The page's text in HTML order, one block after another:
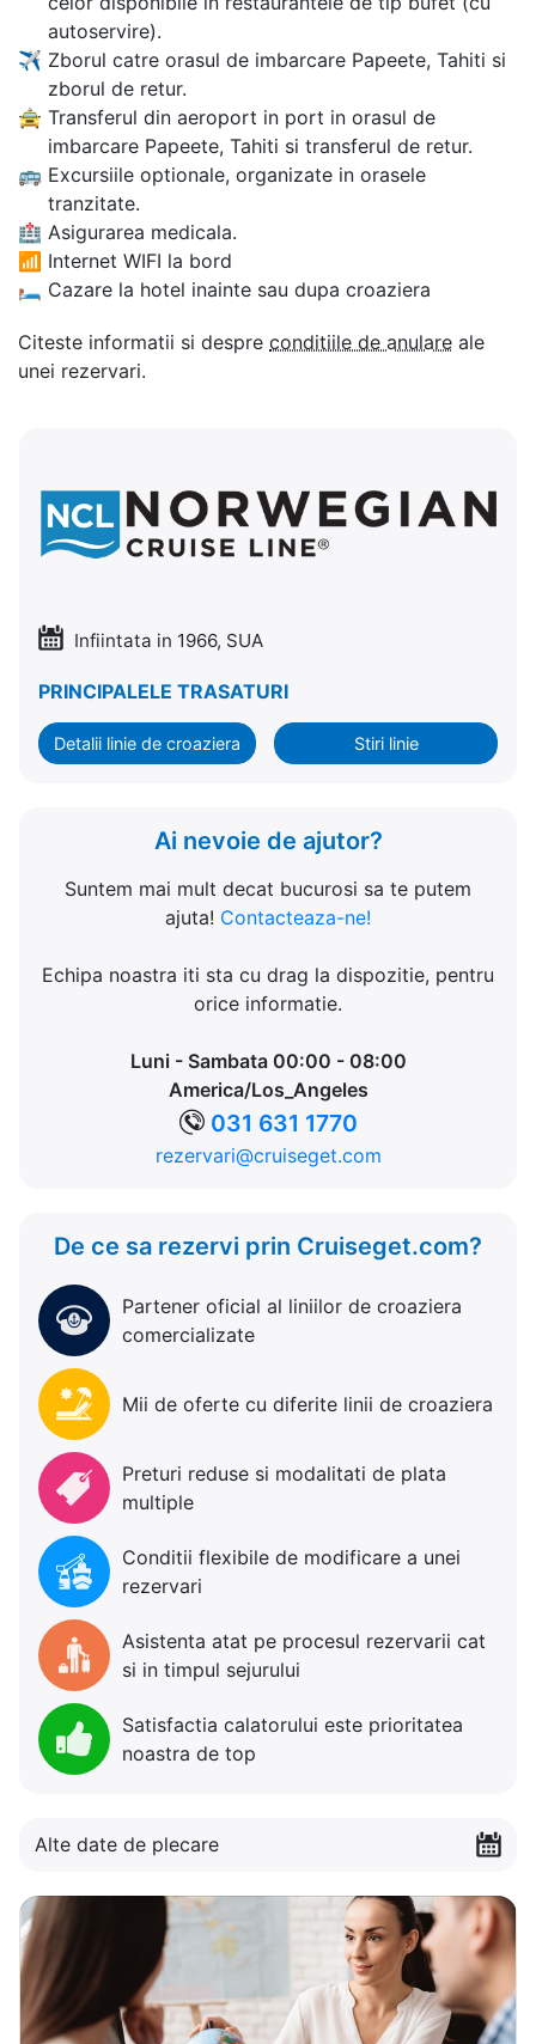
autoservire).
✈ Zborul catre orasul de imbarcare Papeete, Tahiti si
zborul de retur.
🚖 Transferul din aeroport in port in orasul de
imbarcare Papeete, Tahiti si transferul de retur.
🚌 Excursiile optionale, organizate in orasele
tranzitate.
🏥 Asigurarea medicala.
📶 Internet WIFI la bord
🛏 Cazare la hotel inainte sau dupa croaziera
Citeste informatii si despre conditiile de anulare ale
unei rezervari.
Infiintata in 1966, SUA
PRINCIPALELE TRASATURI
Detalii linie de croaziera Stiri linie
Ai nevoie de ajutor?
Suntem mai mult decat bucurosi sa te putem
ajuta! Contacteaza-ne!
Echipa noastra iti sta cu drag la dispozitie, pentru
orice informatie.
Luni - Sambata 00:00 - 08:00
America/Los_Angeles
031 631 1770
rezervari@cruiseget.com
De ce sa rezervi prin Cruiseget.com?
Partener oficial al liniilor de croaziera
comercializate
Mii de oferte cu diferite linii de croaziera
Preturi reduse si modalitati de plata
multiple
Conditii flexibile de modificare a unei
rezervari
Asistenta atat pe procesul rezervarii cat
si in timpul sejurului
Satisfactia calatorului este prioritatea
noastra de top
Alte date de plecare